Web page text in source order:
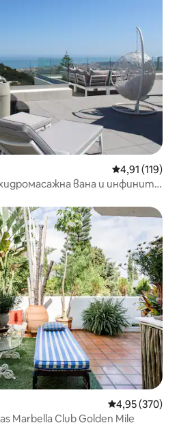
Средна
4,91 (119)
вана и инфинити
Средна
4,95 (370)
Marbella Club Golden Mile